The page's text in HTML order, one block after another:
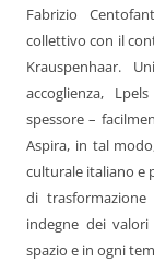
Fabrizio
collettivo con il
Krauspenhaar.
accoglienza,
spessore –
Aspira, in tal
culturale italiano e
di
indegne dei
spazio e in ogni